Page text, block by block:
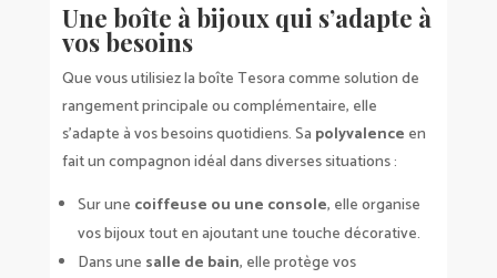
Une boîte à bijoux qui s’adapte à
vos besoins
Que vous utilisiez la boîte Tesora comme solution de
rangement principale ou complémentaire, elle
s’adapte à vos besoins quotidiens. Sa polyvalence en
fait un compagnon idéal dans diverses situations :
Sur une coiffeuse ou une console, elle organise
vos bijoux tout en ajoutant une touche décorative.
Dans une salle de bain, elle protège vos